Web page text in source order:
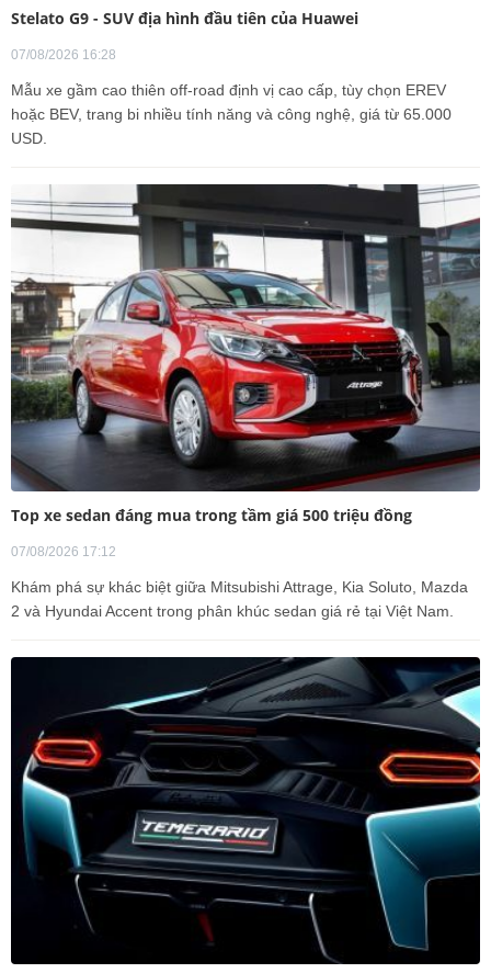
Stelato G9 - SUV địa hình đầu tiên của Huawei
07/08/2026 16:28
Mẫu xe gầm cao thiên off-road định vị cao cấp, tùy chọn EREV
hoặc BEV, trang bi nhiều tính năng và công nghệ, giá từ 65.000
USD.
Top xe sedan đáng mua trong tầm giá 500 triệu đồng
07/08/2026 17:12
Khám phá sự khác biệt giữa Mitsubishi Attrage, Kia Soluto, Mazda
2 và Hyundai Accent trong phân khúc sedan giá rẻ tại Việt Nam.